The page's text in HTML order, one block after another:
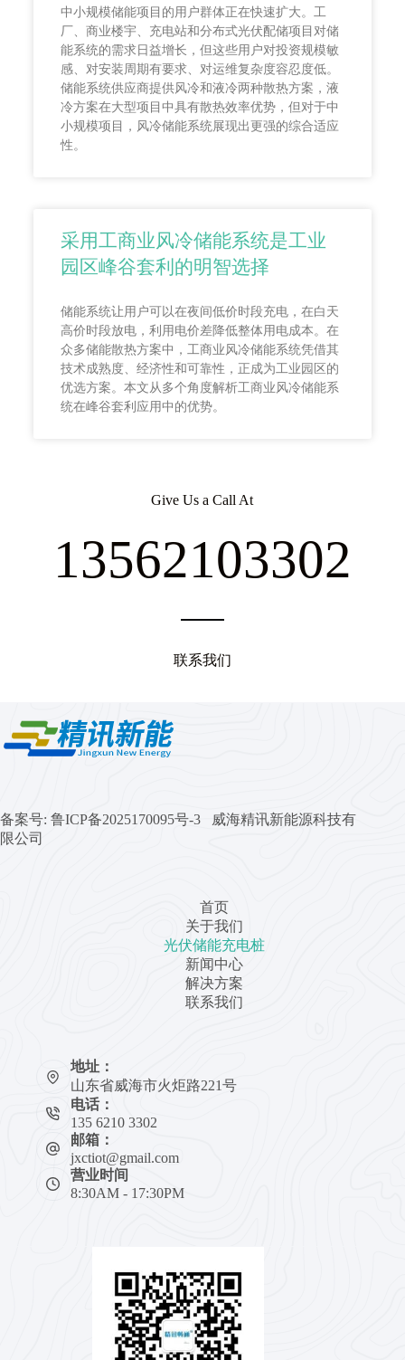
中小规模储能项目的用户群体正在快速扩大。工
厂、商业楼宇、充电站和分布式光伏配储项目对储
能系统的需求日益增长，但这些用户对投资规模敏
感、对安装周期有要求、对运维复杂度容忍度低。
储能系统供应商提供风冷和液冷两种散热方案，液
冷方案在大型项目中具有散热效率优势，但对于中
小规模项目，风冷储能系统展现出更强的综合适应
性。
采用工商业风冷储能系统是工业
园区峰谷套利的明智选择
储能系统让用户可以在夜间低价时段充电，在白天
高价时段放电，利用电价差降低整体用电成本。在
众多储能散热方案中，工商业风冷储能系统凭借其
技术成熟度、经济性和可靠性，正成为工业园区的
优选方案。本文从多个角度解析工商业风冷储能系
统在峰谷套利应用中的优势。
Give Us a Call At
13562103302
联系我们
备案号: 鲁ICP备2025170095号-3 威海精讯新能源科技有
限公司
首页
关于我们
光伏储能充电桩
新闻中心
解决方案
联系我们
地址：
山东省威海市火炬路221号
电话：
135 6210 3302
邮箱：
jxctiot@gmail.com
营业时间
8:30AM - 17:30PM